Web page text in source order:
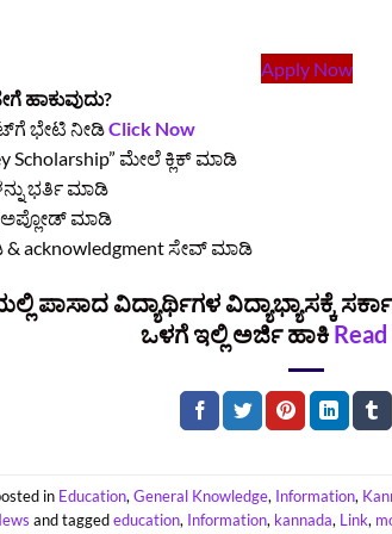
Apply Now
ಹಾಕುವುದು?
ಭೇಟಿ ನೀಡಿClick Now
Scholarship” ಮೇಲೆ ಕ್ಲಿಕ್ ಮಾಡಿ
ಭರ್ತಿ ಮಾಡಿ
ಅಪ್ಲೋಡ್ ಮಾಡಿ
& acknowledgment ಸೇವ್ ಮಾಡಿ
ಪಾಸಾದ ವಿದ್ಯಾರ್ಥಿಗಳ ವಿದ್ಯಾಭ್ಯಾಸಕ್ಕೆ
ಒಳಗೆ ಇಲ್ಲಿ ಅರ್ಜಿ ಹಾಕಿ
in Education, General Knowledge, Information,
and taggededucation, Information, kannada, Link,